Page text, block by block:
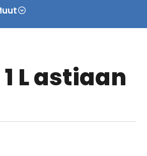
L astiaan